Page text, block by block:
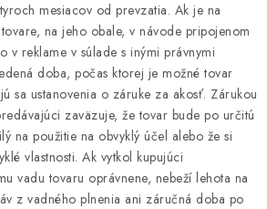
mesiacov od prevzatia. Ak je na
na jeho obale, v návode pripojenom
v reklame v súlade s inými právnymi
doba, počas ktorej je možné tovar
sa ustanovenia o záruke za akosť. Zárukou
zaväzuje, že tovar bude po určitú
na použitie na obvyklý účel alebo že si
vlastnosti. Ak vytkol kupujúci
vadu tovaru oprávnene, nebeží lehota na
z vadného plnenia ani záručná doba po